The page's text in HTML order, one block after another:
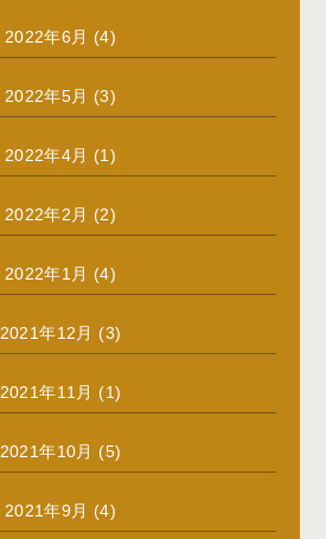
2022年6月 (4)
2022年5月 (3)
2022年4月 (1)
2022年2月 (2)
2022年1月 (4)
2021年12月 (3)
2021年11月 (1)
2021年10月 (5)
2021年9月 (4)